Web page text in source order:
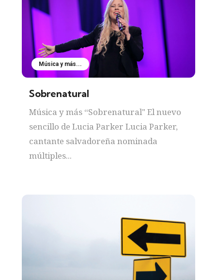
Música y más...
Sobrenatural
Música y más “Sobrenatural" El nuevo
sencillo de Lucia Parker Lucia Parker,
cantante salvadoreña nominada
múltiples...